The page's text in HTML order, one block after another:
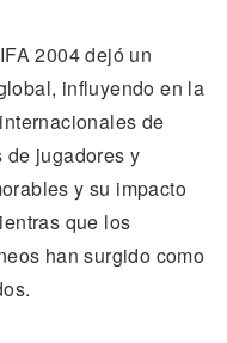
2004 dejó un
influyendo en la
de
de jugadores y
y su impacto
que los
han surgido como